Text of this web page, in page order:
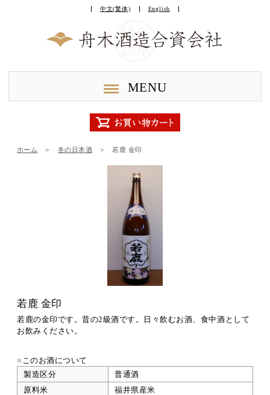
中文(繁体) English
MENU
ホーム ＞ 冬の日本酒 ＞ 若鹿 金印
若鹿 金印
若鹿の金印です。昔の2級酒です。日々飲むお酒、食中酒として
お飲みください。
■ このお酒について
製造区分
普通酒
原料米
福井県産米